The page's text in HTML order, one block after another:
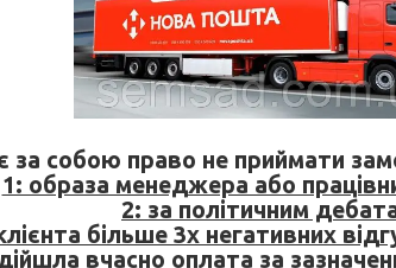
собою право не приймати
1: образа менеджера або
2: за політичним
більше 3х негативних
вчасно оплата за